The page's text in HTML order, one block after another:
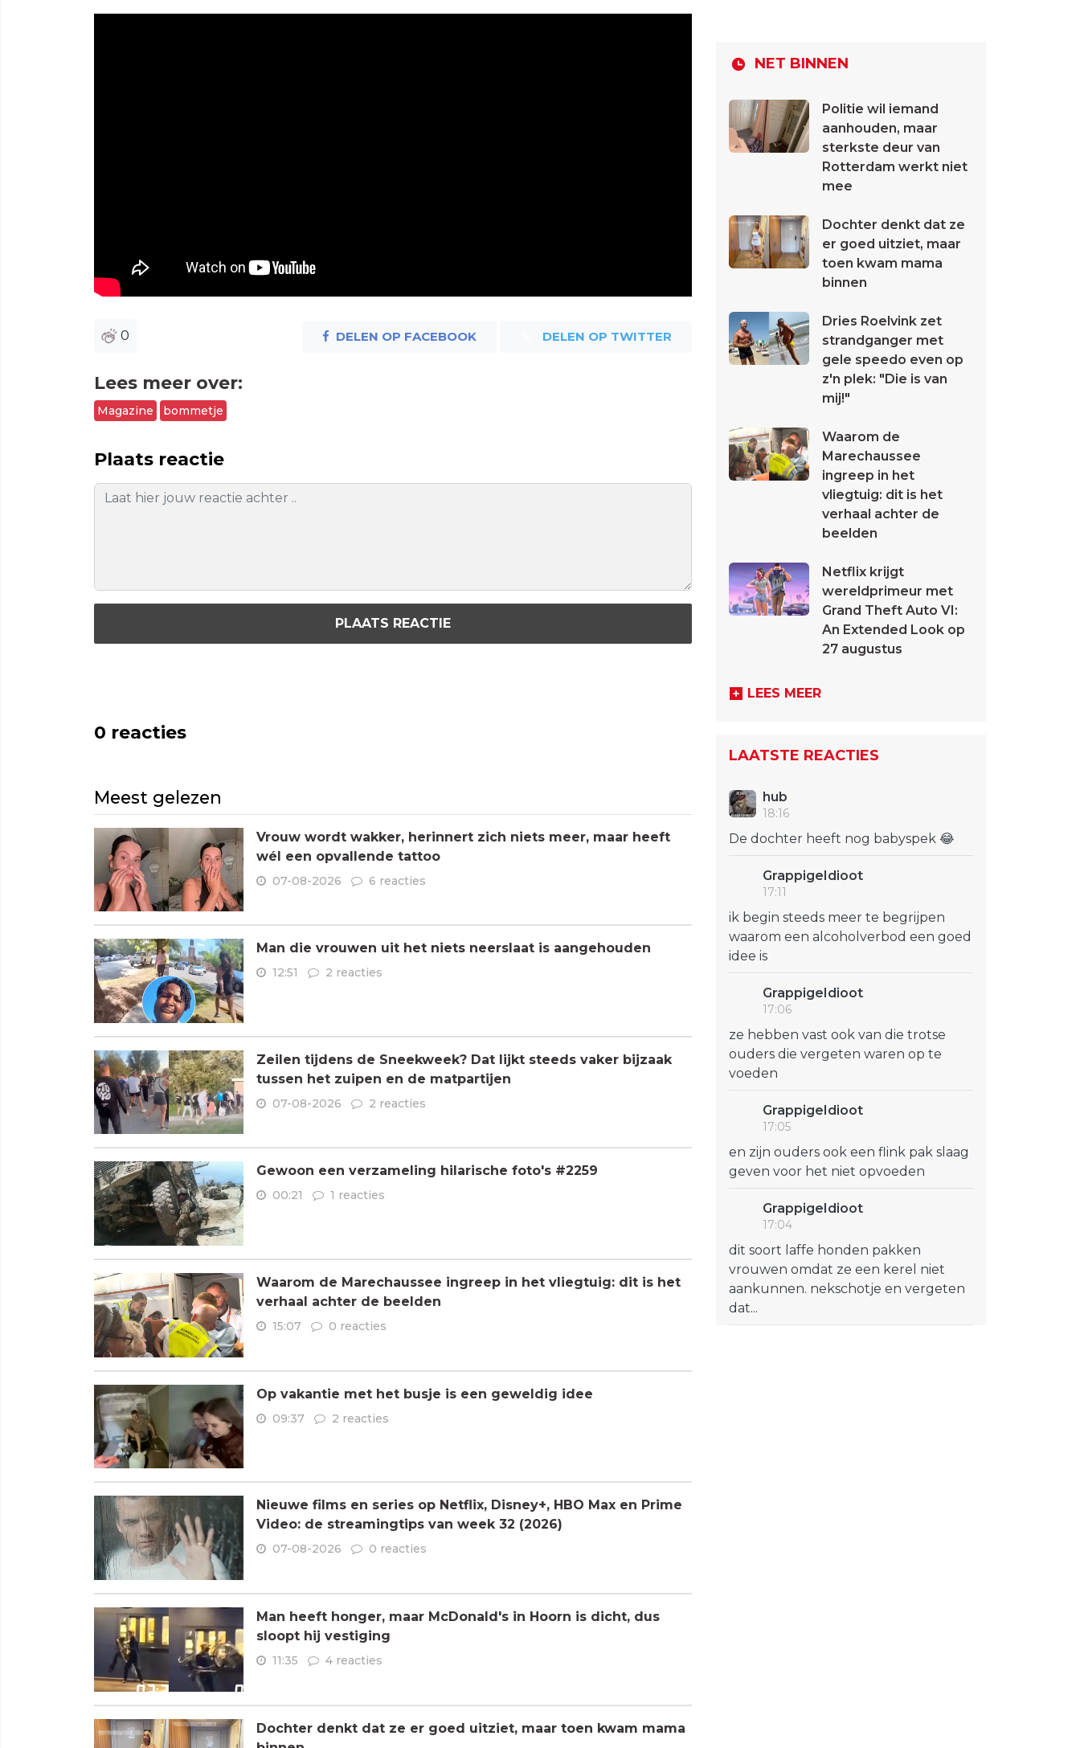
0 DELEN OP FACEBOOK DELEN OP TWITTER
Lees meer over:
Magazine bommetje
Plaats reactie
PLAATS REACTIE
0 reacties
Meest gelezen
Vrouw wordt wakker, herinnert zich niets meer, maar heeft
wél een opvallende tattoo
07-08-2026 6 reacties
Man die vrouwen uit het niets neerslaat is aangehouden
12:51 2 reacties
Zeilen tijdens de Sneekweek? Dat lijkt steeds vaker bijzaak
tussen het zuipen en de matpartijen
07-08-2026 2 reacties
Gewoon een verzameling hilarische foto's #2259
00:21 1 reacties
Waarom de Marechaussee ingreep in het vliegtuig: dit is het
verhaal achter de beelden
15:07 0 reacties
Op vakantie met het busje is een geweldig idee
09:37 2 reacties
Nieuwe films en series op Netflix, Disney+, HBO Max en Prime
Video: de streamingtips van week 32 (2026)
07-08-2026 0 reacties
Man heeft honger, maar McDonald's in Hoorn is dicht, dus
sloopt hij vestiging
11:35 4 reacties
Dochter denkt dat ze er goed uitziet, maar toen kwam mama
NET BINNEN
Politie wil iemand
aanhouden, maar
sterkste deur van
Rotterdam werkt niet
mee
Dochter denkt dat ze
er goed uitziet, maar
toen kwam mama
binnen
Dries Roelvink zet
strandganger met
gele speedo even op
z'n plek: "Die is van
mij!"
Waarom de
Marechaussee
ingreep in het
vliegtuig: dit is het
verhaal achter de
beelden
Netflix krijgt
wereldprimeur met
Grand Theft Auto VI:
An Extended Look op
27 augustus
LEES MEER
LAATSTE REACTIES
hub
18:16
De dochter heeft nog babyspek 😂
GrappigeIdioot
17:11
ik begin steeds meer te begrijpen
waarom een alcoholverbod een goed
idee is
GrappigeIdioot
17:06
ze hebben vast ook van die trotse
ouders die vergeten waren op te
voeden
GrappigeIdioot
17:05
en zijn ouders ook een flink pak slaag
geven voor het niet opvoeden
GrappigeIdioot
17:04
dit soort laffe honden pakken
vrouwen omdat ze een kerel niet
aankunnen. nekschotje en vergeten
dat...